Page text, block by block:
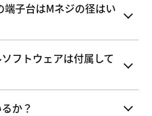
端子台はMネジの径はい
フトウェアは付属して
か？